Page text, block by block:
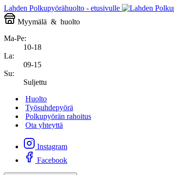
Lahden Polkupyörähuolto - etusivulle
Myymälä & huolto
Ma-Pe:
10-18
La:
09-15
Su:
Suljettu
Huolto
Työsuhdepyörä
Polkupyörän rahoitus
Ota yhteyttä
Instagram
Facebook